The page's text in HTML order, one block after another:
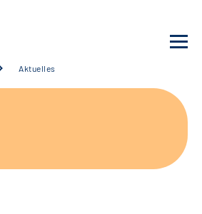
Aktuelles